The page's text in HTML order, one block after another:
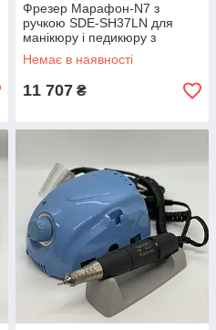
Фрезер Марафон-N7 з
ручкою SDE-SH37LN для
манікюру і педикюру з
реостатною педалю
Немає в наявності
11 707 ₴